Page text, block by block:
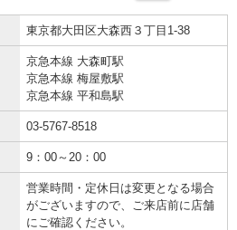
東京都大田区大森西３丁目1-38
京急本線 大森町駅
京急本線 梅屋敷駅
京急本線 平和島駅
03-5767-8518
9：00～20：00
営業時間・定休日は変更となる場合
がございますので、ご来店前に店舗
にご確認ください。